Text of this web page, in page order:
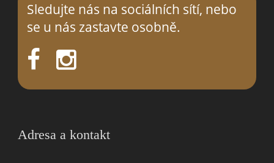
Sledujte nás na sociálních sítí, nebo
se u nás zastavte osobně.
Adresa a kontakt